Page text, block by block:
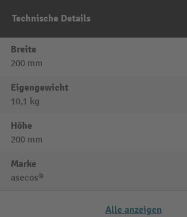
Technische Details
Breite
200 mm
Eigengewicht
10,1 kg
Höhe
200 mm
Marke
asecos®
Alle anzeigen